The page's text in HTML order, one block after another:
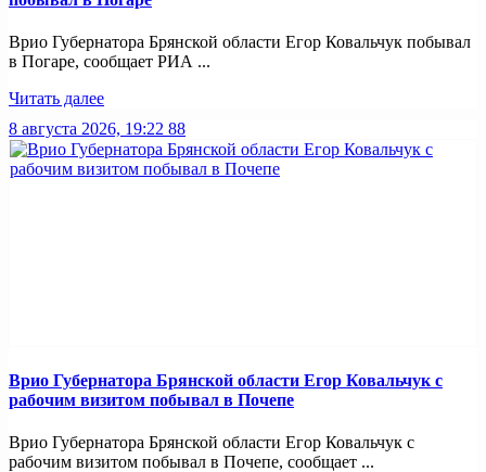
Врио Губернатора Брянской области Егор Ковальчук побывал
в Погаре, сообщает РИА ...
Читать далее
8 августа 2026, 19:22 88
Врио Губернатора Брянской области Егор Ковальчук с
рабочим визитом побывал в Почепе
Врио Губернатора Брянской области Егор Ковальчук с
рабочим визитом побывал в Почепе, сообщает ...